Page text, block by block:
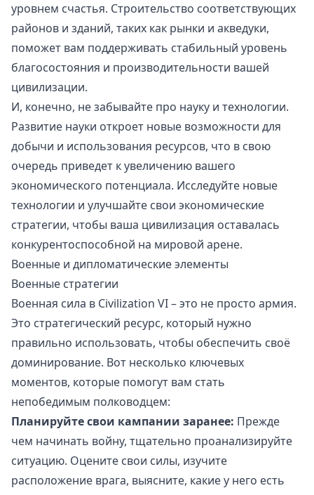
уровнем счастья. Строительство соответствующих
районов и зданий, таких как рынки и акведуки,
поможет вам поддерживать стабильный уровень
благосостояния и производительности вашей
цивилизации.
И, конечно, не забывайте про науку и технологии.
Развитие науки откроет новые возможности для
добычи и использования ресурсов, что в свою
очередь приведет к увеличению вашего
экономического потенциала. Исследуйте новые
технологии и улучшайте свои экономические
стратегии, чтобы ваша цивилизация оставалась
конкурентоспособной на мировой арене.
Военные и дипломатические элементы
Военные стратегии
Военная сила в Civilization VI – это не просто армия.
Это стратегический ресурс, который нужно
правильно использовать, чтобы обеспечить своё
доминирование. Вот несколько ключевых
моментов, которые помогут вам стать
непобедимым полководцем:
Планируйте свои кампании заранее: Прежде
чем начинать войну, тщательно проанализируйте
ситуацию. Оцените свои силы, изучите
расположение врага, выясните, какие у него есть